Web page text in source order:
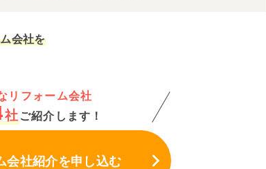
会社を
リフォーム会社
社 ご紹介します！
会社紹介を申し込む